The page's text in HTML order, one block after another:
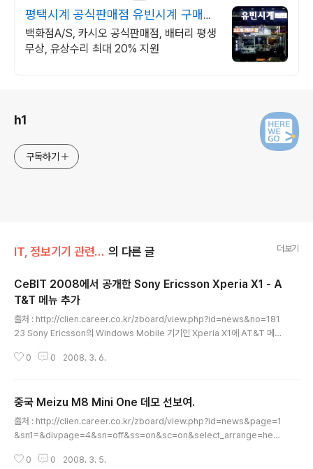
평택시계 공식판매점 유빈시계 구매시
계 기본수리 평생무상
백화점A/S, 카시오 공식판매점, 배터리 평생
무상, 유상수리 최대 20% 지원
h1
구독하기
IT, 정보기기 관련/베이징 모바일 의 다른 글 더보기
CeBIT 2008에서 공개한 Sony Ericsson Xperia X1 - A
T&T 메뉴 추가
출처 : http://clien.career.co.kr/zboard/view.php?id=news&no=181
23 Sony Ericsson의 Windows Mobile 기기인 Xperia X1에 AT&T 메뉴
업체를 공개하지 않은 상황에서 AT&T 메뉴의 추가는 AT&T를 통해 출시할 확
[출처] Engadget http://www.engadget.com/2008/03/05/xperia-x1
-shows-atandt-graphic-at-cebit-what-cou..
0 0 2008. 3. 6.
중국 Meizu M8 Mini One 데모 선보여.
출처 : http://clien.career.co.kr/zboard/view.php?id=news&page=1
&sn1=&divpage=4&sn=off&ss=on&sc=on&select_arrange=hea
8 Mini One Prototype 입니다. 8월달에 최종 버젼이 선보일꺼 같은데 아직
0 0 2008. 3. 5.